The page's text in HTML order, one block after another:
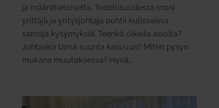
ja mää­rä­tie­toi­selta. Todel­li­suu­dessa moni
yrittäjä ja yri­tys­johtaja pohtii kulis­seissa
samoja kysy­myksiä: Teenkö oikeita asioita?
Joh­taako tämä suunta kasvuun? Miten pysyn
mukana muu­tok­sessa? Hyvä...